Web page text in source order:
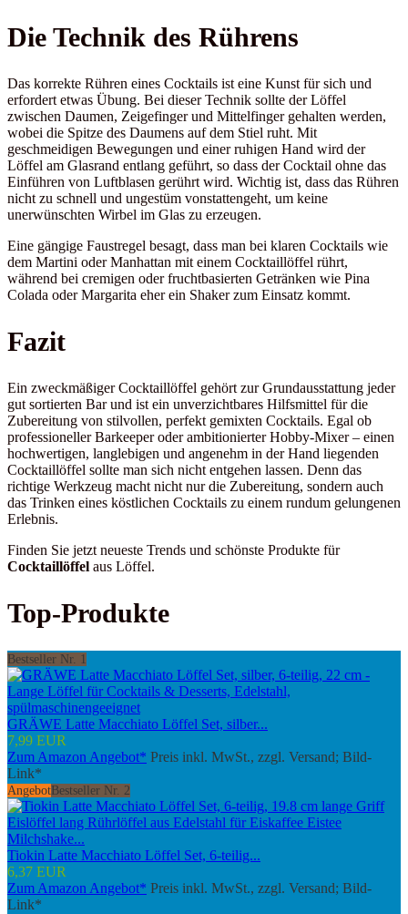
Die Technik des Rührens
Das korrekte Rühren eines Cocktails ist eine Kunst für sich und
erfordert etwas Übung. Bei dieser Technik sollte der Löffel
zwischen Daumen, Zeigefinger und Mittelfinger gehalten werden,
wobei die Spitze des Daumens auf dem Stiel ruht. Mit
geschmeidigen Bewegungen und einer ruhigen Hand wird der
Löffel am Glasrand entlang geführt, so dass der Cocktail ohne das
Einführen von Luftblasen gerührt wird. Wichtig ist, dass das Rühren
nicht zu schnell und ungestüm vonstattengeht, um keine
unerwünschten Wirbel im Glas zu erzeugen.
Eine gängige Faustregel besagt, dass man bei klaren Cocktails wie
dem Martini oder Manhattan mit einem Cocktaillöffel rührt,
während bei cremigen oder fruchtbasierten Getränken wie Pina
Colada oder Margarita eher ein Shaker zum Einsatz kommt.
Fazit
Ein zweckmäßiger Cocktaillöffel gehört zur Grundausstattung jeder
gut sortierten Bar und ist ein unverzichtbares Hilfsmittel für die
Zubereitung von stilvollen, perfekt gemixten Cocktails. Egal ob
professioneller Barkeeper oder ambitionierter Hobby-Mixer – einen
hochwertigen, langlebigen und angenehm in der Hand liegenden
Cocktaillöffel sollte man sich nicht entgehen lassen. Denn das
richtige Werkzeug macht nicht nur die Zubereitung, sondern auch
das Trinken eines köstlichen Cocktails zu einem rundum gelungenen
Erlebnis.
Finden Sie jetzt neueste Trends und schönste Produkte für
Cocktaillöffel aus Löffel.
Top-Produkte
Bestseller Nr. 1
GRÄWE Latte Macchiato Löffel Set, silber...
7,99 EUR
Zum Amazon Angebot* Preis inkl. MwSt., zzgl. Versand; Bild-
Link*
Angebot Bestseller Nr. 2
Tiokin Latte Macchiato Löffel Set, 6-teilig...
6,37 EUR
Zum Amazon Angebot* Preis inkl. MwSt., zzgl. Versand; Bild-
Link*